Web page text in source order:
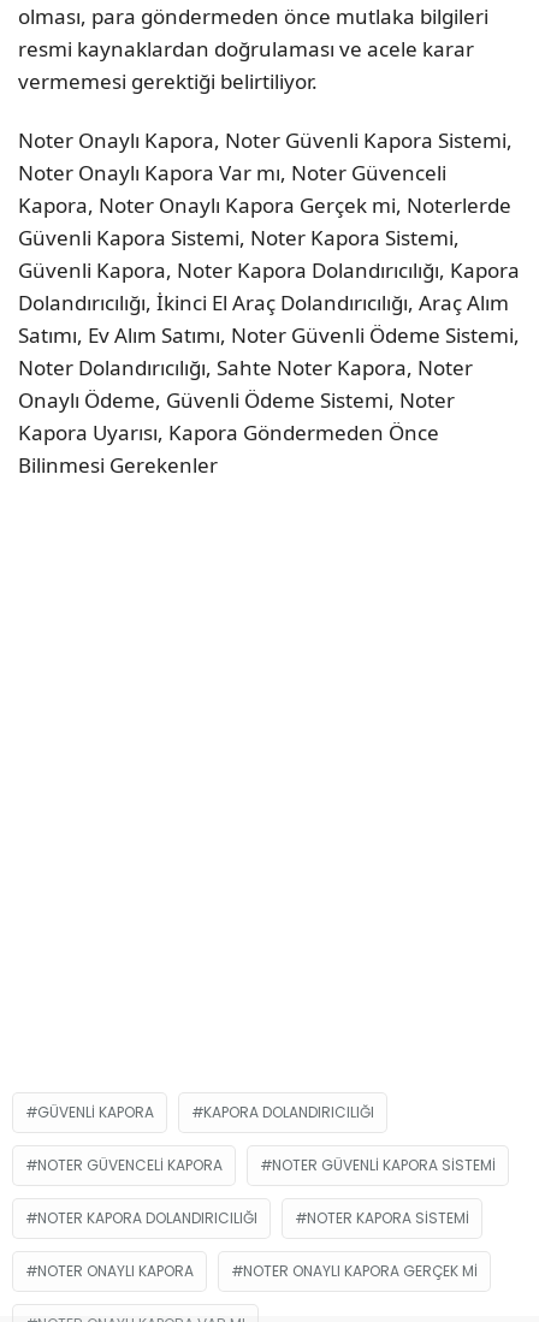
olması, para göndermeden önce mutlaka bilgileri
resmi kaynaklardan doğrulaması ve acele karar
vermemesi gerektiği belirtiliyor.
Noter Onaylı Kapora, Noter Güvenli Kapora Sistemi,
Noter Onaylı Kapora Var mı, Noter Güvenceli
Kapora, Noter Onaylı Kapora Gerçek mi, Noterlerde
Güvenli Kapora Sistemi, Noter Kapora Sistemi,
Güvenli Kapora, Noter Kapora Dolandırıcılığı, Kapora
Dolandırıcılığı, İkinci El Araç Dolandırıcılığı, Araç Alım
Satımı, Ev Alım Satımı, Noter Güvenli Ödeme Sistemi,
Noter Dolandırıcılığı, Sahte Noter Kapora, Noter
Onaylı Ödeme, Güvenli Ödeme Sistemi, Noter
Kapora Uyarısı, Kapora Göndermeden Önce
Bilinmesi Gerekenler
GÜVENLI KAPORA KAPORA DOLANDIRICILIĞI
NOTER GÜVENCELI KAPORA NOTER GÜVENLI KAPORA SISTEMI
NOTER KAPORA DOLANDIRICILIĞI NOTER KAPORA SISTEMI
NOTER ONAYLI KAPORA NOTER ONAYLI KAPORA GERÇEK MI